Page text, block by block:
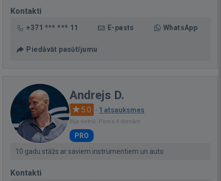
Kontakti
+371 *** *** 11 E-pasts WhatsApp
Piedāvāt pasūtījumu
Andrejs D.
5.0 · 1 atsauksmes
Bija vietnē: Pirms 4 dienām
PRO
10 gadu stāžs ar saviem instrumentiem un auto
Kontakti